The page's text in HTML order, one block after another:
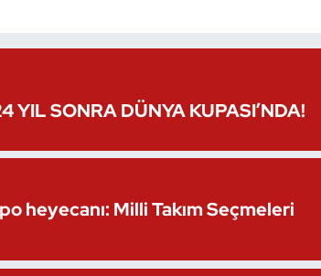
YIL SONRA DÜNYA KUPASI’NDA!
heyecanı: Milli Takım Seçmeleri